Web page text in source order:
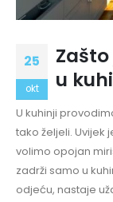
25
okt
u
U kuhinji
tako željeli. Uvijek
volimo opojan
zadrži samo u
odjeću, nastaje